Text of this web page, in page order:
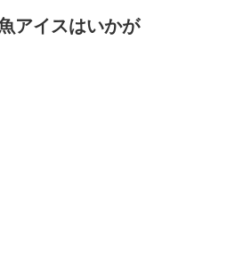
アイスはいかが